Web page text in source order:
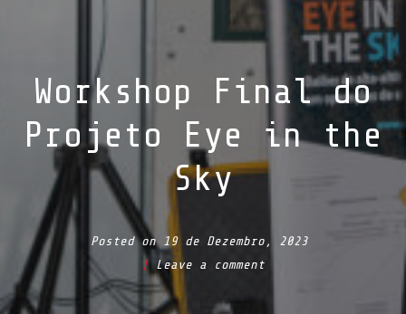
Workshop Final do
Projeto Eye in the
Sky
Posted on 19 de Dezembro, 2023
Leave a comment